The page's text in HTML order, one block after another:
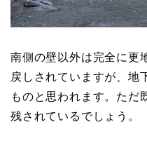
南側の壁以外は完全に更
戻しされていますが、地
ものと思われます。ただ
残されているでしょう。